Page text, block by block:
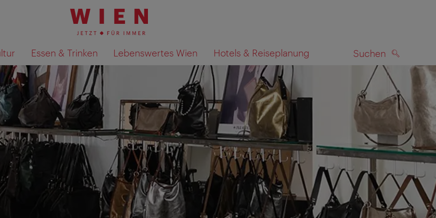
Essen & Trinken Lebenswertes Wien Hotels & Reiseplanung Suchen
Suchergebnisse auf Karte anzeigen SUCHEN